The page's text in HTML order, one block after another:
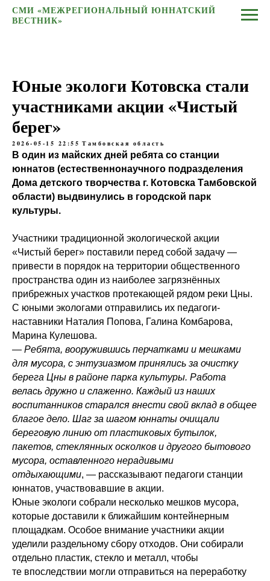
СМИ «МЕЖРЕГИОНАЛЬНЫЙ ЮННАТСКИЙ
ВЕСТНИК»
Юные экологи Котовска стали
участниками акции «Чистый
берег»
2026-05-15 22:55 Тамбовская область
В один из майских дней ребята со станции
юннатов (естественнонаучного подразделения
Дома детского творчества г. Котовска Тамбовской
области) выдвинулись в городской парк
культуры.
Участники традиционной экологической акции
«Чистый берег» поставили перед собой задачу —
привести в порядок на территории общественного
пространства один из наиболее загрязнённых
прибрежных участков протекающей рядом реки Цны.
С юными экологами отправились их педагоги-
наставники Наталия Попова, Галина Комбарова,
Марина Кулешова.
— Ребята, вооружившись перчатками и мешками
для мусора, с энтузиазмом принялись за очистку
берега Цны в районе парка культуры. Работа
велась дружно и слаженно. Каждый из наших
воспитанников старался внести свой вклад в общее
благое дело. Шаг за шагом юннаты очищали
береговую линию от пластиковых бутылок,
пакетов, стеклянных осколков и другого бытового
мусора, оставленного нерадивыми
отдыхающими, — рассказывают педагоги станции
юннатов, участвовавшие в акции.
Юные экологи собрали несколько мешков мусора,
которые доставили к ближайшим контейнерным
площадкам. Особое внимание участники акции
уделили раздельному сбору отходов. Они собирали
отдельно пластик, стекло и металл, чтобы
те впоследствии могли отправиться на переработку